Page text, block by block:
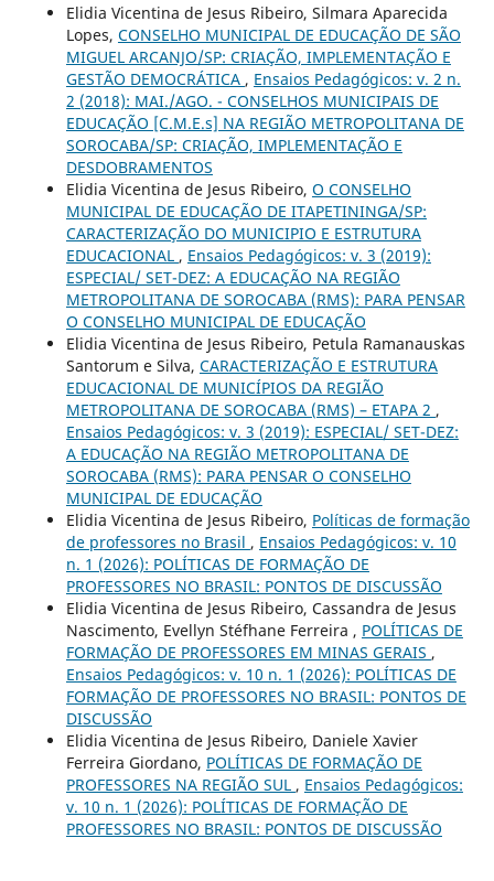
Elidia Vicentina de Jesus Ribeiro, Silmara Aparecida
Lopes, CONSELHO MUNICIPAL DE EDUCAÇÃO DE SÃO
MIGUEL ARCANJO/SP: CRIAÇÃO, IMPLEMENTAÇÃO E
GESTÃO DEMOCRÁTICA , Ensaios Pedagógicos: v. 2 n.
2 (2018): MAI./AGO. - CONSELHOS MUNICIPAIS DE
EDUCAÇÃO [C.M.E.s] NA REGIÃO METROPOLITANA DE
SOROCABA/SP: CRIAÇÃO, IMPLEMENTAÇÃO E
DESDOBRAMENTOS
Elidia Vicentina de Jesus Ribeiro, O CONSELHO
MUNICIPAL DE EDUCAÇÃO DE ITAPETININGA/SP:
CARACTERIZAÇÃO DO MUNICIPIO E ESTRUTURA
EDUCACIONAL , Ensaios Pedagógicos: v. 3 (2019):
ESPECIAL/ SET-DEZ: A EDUCAÇÃO NA REGIÃO
METROPOLITANA DE SOROCABA (RMS): PARA PENSAR
O CONSELHO MUNICIPAL DE EDUCAÇÃO
Elidia Vicentina de Jesus Ribeiro, Petula Ramanauskas
Santorum e Silva, CARACTERIZAÇÃO E ESTRUTURA
EDUCACIONAL DE MUNICÍPIOS DA REGIÃO
METROPOLITANA DE SOROCABA (RMS) – ETAPA 2 ,
Ensaios Pedagógicos: v. 3 (2019): ESPECIAL/ SET-DEZ:
A EDUCAÇÃO NA REGIÃO METROPOLITANA DE
SOROCABA (RMS): PARA PENSAR O CONSELHO
MUNICIPAL DE EDUCAÇÃO
Elidia Vicentina de Jesus Ribeiro, Políticas de formação
de professores no Brasil , Ensaios Pedagógicos: v. 10
n. 1 (2026): POLÍTICAS DE FORMAÇÃO DE
PROFESSORES NO BRASIL: PONTOS DE DISCUSSÃO
Elidia Vicentina de Jesus Ribeiro, Cassandra de Jesus
Nascimento, Evellyn Stéfhane Ferreira , POLÍTICAS DE
FORMAÇÃO DE PROFESSORES EM MINAS GERAIS ,
Ensaios Pedagógicos: v. 10 n. 1 (2026): POLÍTICAS DE
FORMAÇÃO DE PROFESSORES NO BRASIL: PONTOS DE
DISCUSSÃO
Elidia Vicentina de Jesus Ribeiro, Daniele Xavier
Ferreira Giordano, POLÍTICAS DE FORMAÇÃO DE
PROFESSORES NA REGIÃO SUL , Ensaios Pedagógicos:
v. 10 n. 1 (2026): POLÍTICAS DE FORMAÇÃO DE
PROFESSORES NO BRASIL: PONTOS DE DISCUSSÃO